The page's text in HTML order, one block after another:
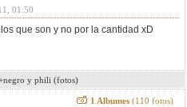
01:50
que son y no por la cantidad xD
y phili (fotos)
1 Albumes (110 fotos)